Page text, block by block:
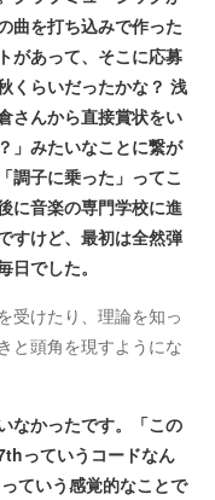
曲を打ち込みで作った
があって、そこに応募
くらいだったかな？ 浅
さんから直接賞状をい
」みたいなことに繋が
調子に乗った」ってこ
に音楽の専門学校に進
すけど、最初は全然弾
でした。
けたり、理論を知っ
と頭角を現すようにな
なかったです。「この
っていうコードなん
ていう感覚的なことで